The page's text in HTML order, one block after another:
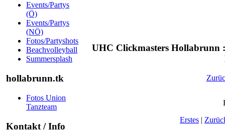
Events/Partys
(Ö)
Events/Partys
(NÖ)
Fotos/Partyshots
Beachvolleyball
Summersplash
hollabrunn.tk
Fotos Union
Tanzteam
Kontakt / Info
UHC Clickmasters Hollabrunn
Erstes |